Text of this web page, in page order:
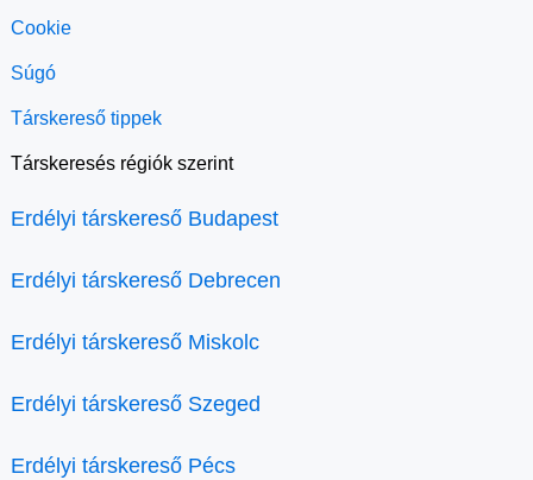
Cookie
Súgó
Társkereső tippek
Társkeresés régiók szerint
Erdélyi társkereső Budapest
Erdélyi társkereső Debrecen
Erdélyi társkereső Miskolc
Erdélyi társkereső Szeged
Erdélyi társkereső Pécs